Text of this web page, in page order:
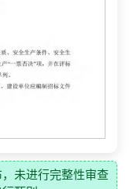
未进行完整性审查